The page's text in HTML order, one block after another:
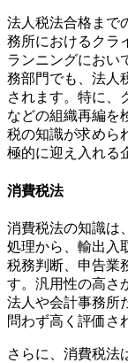
法人税法合格まで
務所におけるクラ
ランニングにおい
務部門でも、法人
されます。特に、
などの組織再編を
税の知識が求めら
極的に迎え入れる
消費税法
消費税法の知識は
処理から、輸出入
税務判断、申告業
す。汎用性の高さ
法人や会計事務所
問わず高く評価さ
さらに、消費税法